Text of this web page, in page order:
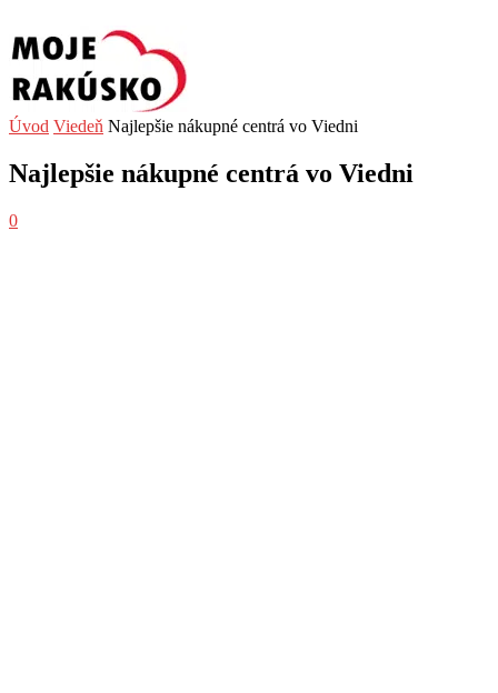
Úvod Viedeň Najlepšie nákupné centrá vo Viedni
Najlepšie nákupné centrá vo Viedni
0